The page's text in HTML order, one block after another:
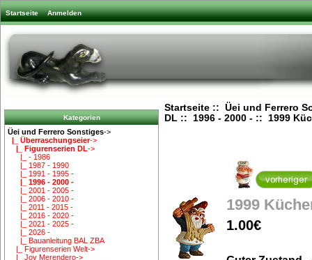
Startseite Anmelden
Kategorien
Üei und Ferrero Sonstiges->
|_ Überraschungseier->
|_ Figurenserien DL->
|_ - 1986
|_ 1987 - 1990
|_ 1991 - 1995 -
|_ 1996 - 2000 -
|_ 2001 - 2005 -
|_ 2006 - 2010 -
|_ 2011 - 2015 -
|_ 2016 - 2020 -
|_ 2021 - 2025 -
|_ 2026 -
|_ Bauanleitung BAL ZBA
|_ Figurenserien Welt->
|_ Joy Merendero->
Startseite:: Üei und Ferrero
DL :: 1996 - 2000 -:: 1999
1999
1.00€